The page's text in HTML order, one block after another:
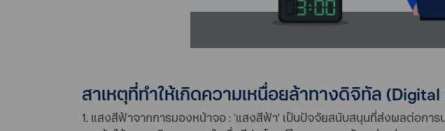
สาเหตุที่ทำให้เกิดความเหนื่อยล้าทางดิจิทัล (Digital
1. แสงสีฟ้าจากการมองหน้าจอ : 'แสงสีฟ้า' เป็นปัจจัยสนับสนุนที่ส่งผลต่อการ